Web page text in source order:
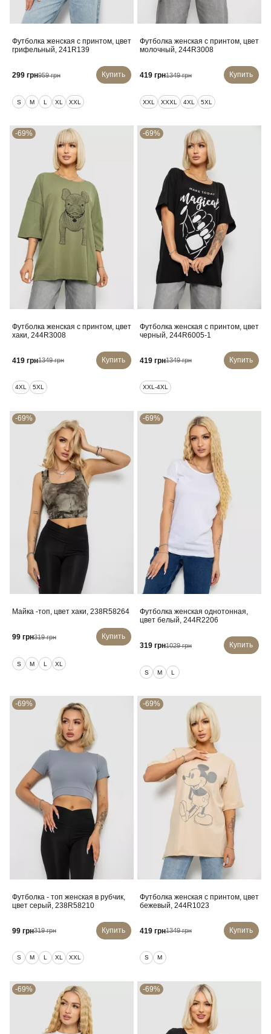
Футболка женская с принтом, цвет
грифельный, 241R139
299 грн959 грн Купить
S M L XL XXL
Футболка женская с принтом, цвет
молочный, 244R3008
419 грн1349 грн Купить
XXL XXXL 4XL 5XL
-69%
Футболка женская с принтом, цвет
хаки, 244R3008
419 грн1349 грн Купить
4XL 5XL
-69%
Футболка женская с принтом, цвет
черный, 244R6005-1
419 грн1349 грн Купить
XXL-4XL
-69%
Майка -топ, цвет хаки, 238R58264
99 грн319 грн Купить
S M L XL
-69%
Футболка женская однотонная,
цвет белый, 244R2206
319 грн1029 грн Купить
S M L
-69%
Футболка - топ женская в рубчик,
цвет серый, 238R58210
99 грн319 грн Купить
S M L XL XXL
-69%
Футболка женская с принтом, цвет
бежевый, 244R1023
419 грн1349 грн Купить
S M
-69% -69%